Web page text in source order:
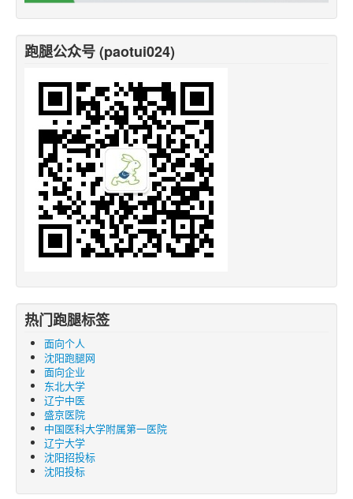
跑腿公众号 (paotui024)
热门跑腿标签
面向个人
沈阳跑腿网
面向企业
东北大学
辽宁中医
盛京医院
中国医科大学附属第一医院
辽宁大学
沈阳招投标
沈阳投标